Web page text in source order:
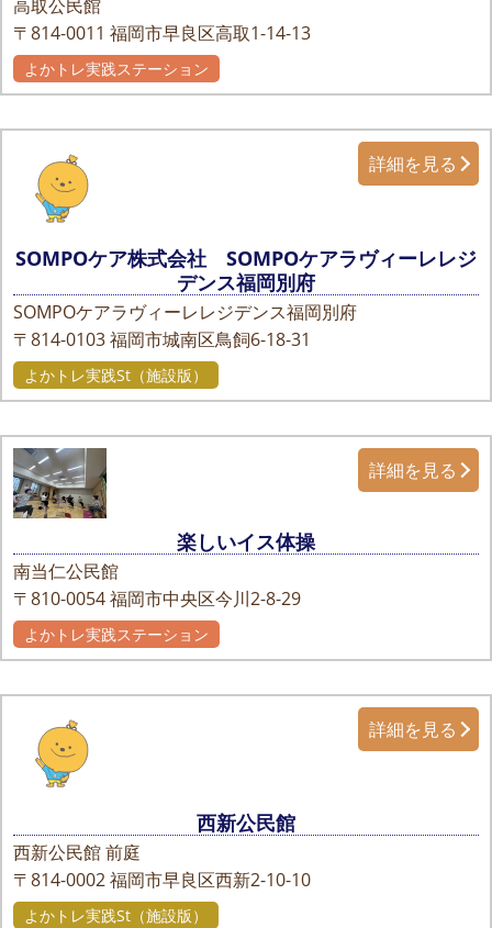
高取公民館
〒814-0011 福岡市早良区高取1-14-13
よかトレ実践ステーション
SOMPOケア株式会社 SOMPOケアラヴィーレレジ
デンス福岡別府
SOMPOケアラヴィーレレジデンス福岡別府
〒814-0103福岡市城南区鳥飼6-18-31
詳細を見る
よかトレ実践St（施設版）
楽しいイス体操
南当仁公民館
〒810-0054福岡市中央区今川2-8-29
詳細を見る
よかトレ実践ステーション
西新公民館
西新公民館 前庭
〒814-0002福岡市早良区西新2-10-10
詳細を見る
よかトレ実践St（施設版）